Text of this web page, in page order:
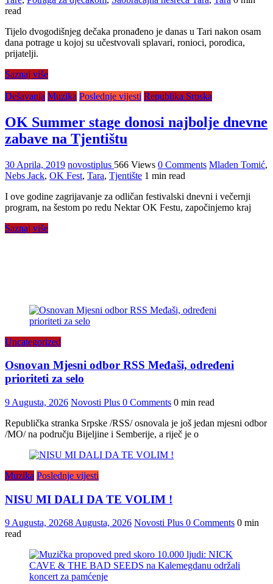
read
Tijelo dvogodišnjeg dečaka pronađeno je danas u Tari nakon osam
dana potrage u kojoj su učestvovali splavari, ronioci, porodica,
prijatelji.
Saznaj više
Dešavanja Muzika Poslednje vijesti Republika Srpska
OK Summer stage donosi najbolje dnevne
zabave na Tjentištu
30 Aprila, 2019 novostiplus 566 Views 0 Comments Mladen Tomić,
Nebs Jack, OK Fest, Tara, Tjentište 1 min read
I ove godine zagrijavanje za odličan festivalski dnevni i večernji
program, na šestom po redu Nektar OK Festu, započinjemo kraj
Saznaj više
Uncategorized
Osnovan Mjesni odbor RSS Međaši, određeni
prioriteti za selo
9 Augusta, 2026 Novosti Plus 0 Comments 0 min read
Republička stranka Srpske /RSS/ osnovala je još jedan mjesni odbor
/MO/ na području Bijeljine i Semberije, a riječ je o
Muzika Poslednje vijesti
NISU MI DALI DA TE VOLIM !
9 Augusta, 20268 Augusta, 2026 Novosti Plus 0 Comments 0 min
read